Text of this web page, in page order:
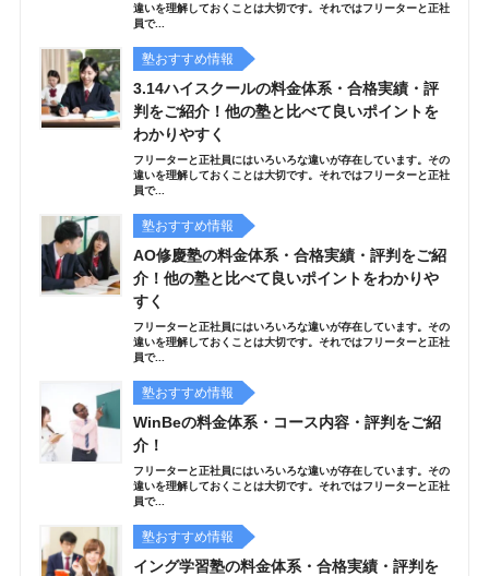
違いを理解しておくことは大切です。それではフリーターと正社
員で...
塾おすすめ情報
3.14ハイスクールの料金体系・合格実績・評
判をご紹介！他の塾と比べて良いポイントを
わかりやすく
フリーターと正社員にはいろいろな違いが存在しています。その
違いを理解しておくことは大切です。それではフリーターと正社
員で...
塾おすすめ情報
AO修慶塾の料金体系・合格実績・評判をご紹
介！他の塾と比べて良いポイントをわかりや
すく
フリーターと正社員にはいろいろな違いが存在しています。その
違いを理解しておくことは大切です。それではフリーターと正社
員で...
塾おすすめ情報
WinBeの料金体系・コース内容・評判をご紹
介！
フリーターと正社員にはいろいろな違いが存在しています。その
違いを理解しておくことは大切です。それではフリーターと正社
員で...
塾おすすめ情報
イング学習塾の料金体系・合格実績・評判を